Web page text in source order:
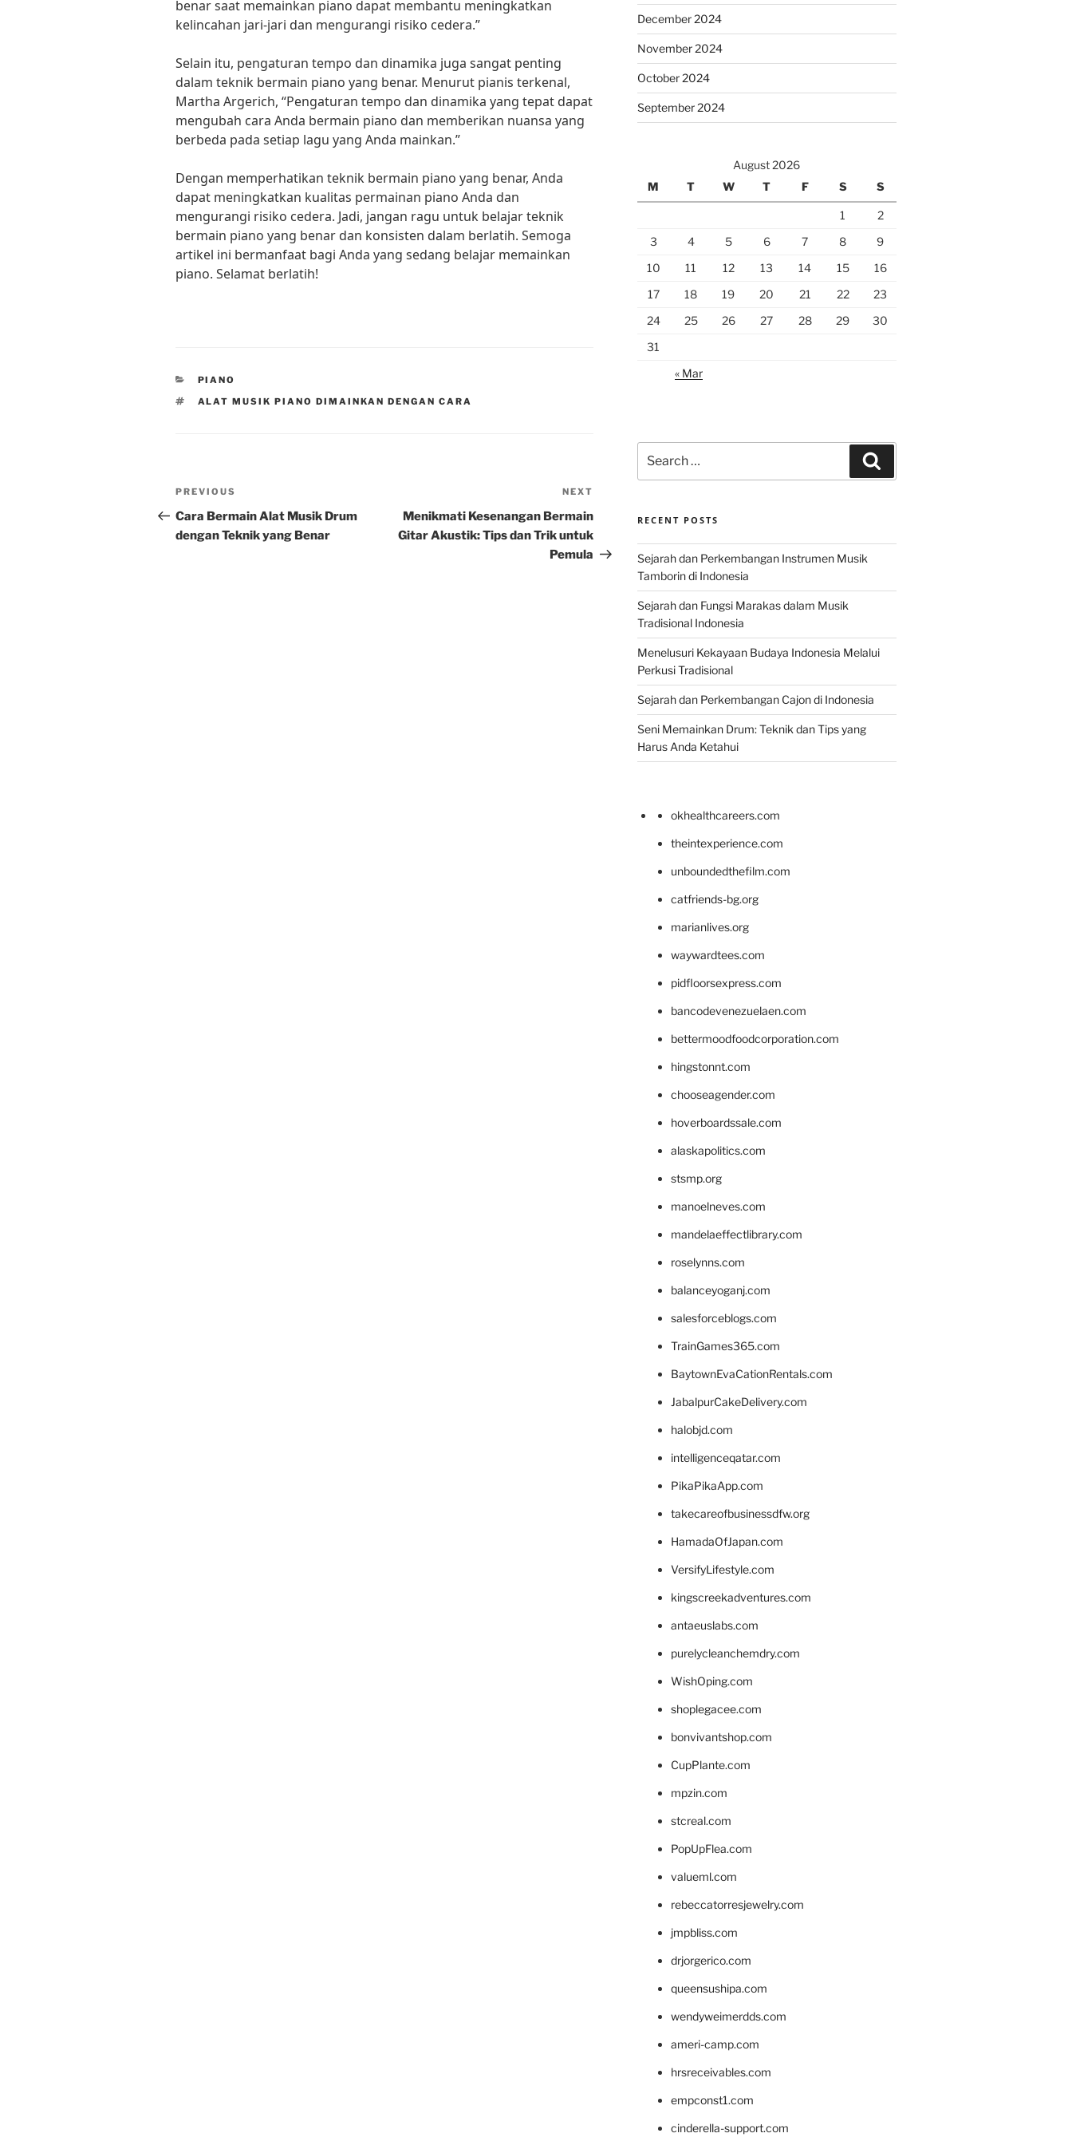
benar saat memainkan piano dapat membantu meningkatkan
kelincahan jari-jari dan mengurangi risiko cedera.”
Selain itu, pengaturan tempo dan dinamika juga sangat penting
dalam teknik bermain piano yang benar. Menurut pianis terkenal,
Martha Argerich, “Pengaturan tempo dan dinamika yang tepat dapat
mengubah cara Anda bermain piano dan memberikan nuansa yang
berbeda pada setiap lagu yang Anda mainkan.”
Dengan memperhatikan teknik bermain piano yang benar, Anda
dapat meningkatkan kualitas permainan piano Anda dan
mengurangi risiko cedera. Jadi, jangan ragu untuk belajar teknik
bermain piano yang benar dan konsisten dalam berlatih. Semoga
artikel ini bermanfaat bagi Anda yang sedang belajar memainkan
piano. Selamat berlatih!
CATEGORIES
PIANO
TAGS
ALAT MUSIK PIANO DIMAINKAN DENGAN CARA
Post
navigation
Previous
Post
PREVIOUS
Cara Bermain Alat Musik Drum
dengan Teknik yang Benar
Post
NEXT
Menikmati Kesenangan Bermain
Gitar Akustik: Tips dan Trik untuk
Pemula
December 2024
November 2024
October 2024
September 2024
August 2026
M
T W T F S S
1
2
3
4 5 6 7 8
9
10
11 12 13 14 15
16
17
18 19 20 21 22
23
24
25 26 27 28 29
30
31
« Mar
for:
RECENT POSTS
Sejarah dan Perkembangan Instrumen Musik
Tamborin di Indonesia
Sejarah dan Fungsi Marakas dalam Musik
Tradisional Indonesia
Menelusuri Kekayaan Budaya Indonesia Melalui
Perkusi Tradisional
Sejarah dan Perkembangan Cajon di Indonesia
Seni Memainkan Drum: Teknik dan Tips yang
Harus Anda Ketahui
okhealthcareers.com
theintexperience.com
unboundedthefilm.com
catfriends-bg.org
marianlives.org
waywardtees.com
pidfloorsexpress.com
bancodevenezuelaen.com
bettermoodfoodcorporation.com
hingstonnt.com
chooseagender.com
hoverboardssale.com
alaskapolitics.com
stsmp.org
manoelneves.com
mandelaeffectlibrary.com
roselynns.com
balanceyoganj.com
salesforceblogs.com
TrainGames365.com
BaytownEvaCationRentals.com
JabalpurCakeDelivery.com
halobjd.com
intelligenceqatar.com
PikaPikaApp.com
takecareofbusinessdfw.org
HamadaOfJapan.com
VersifyLifestyle.com
kingscreekadventures.com
antaeuslabs.com
purelycleanchemdry.com
WishOping.com
shoplegacee.com
bonvivantshop.com
CupPlante.com
mpzin.com
stcreal.com
PopUpFlea.com
valueml.com
rebeccatorresjewelry.com
jmpbliss.com
drjorgerico.com
queensushipa.com
wendyweimerdds.com
ameri-camp.com
hrsreceivables.com
empconst1.com
cinderella-support.com